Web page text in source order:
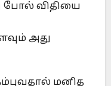
போல் விதியை
அது
மனித